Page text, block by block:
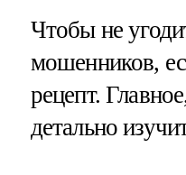
Чтобы не
мошенников,
рецепт.
детально